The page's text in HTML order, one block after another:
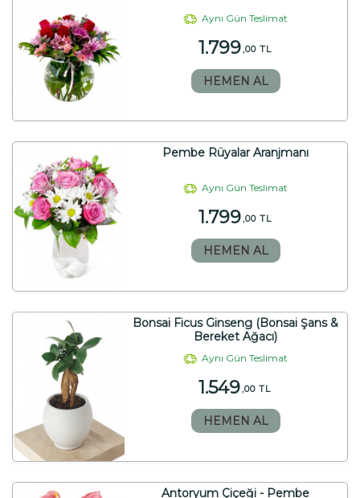
Aynı Gün Teslimat
1.799,00 TL
HEMEN AL
Pembe Rüyalar Aranjmanı
Aynı Gün Teslimat
1.799,00 TL
HEMEN AL
Bonsai Ficus Ginseng (Bonsai Şans &
Bereket Ağacı)
Aynı Gün Teslimat
1.549,00 TL
HEMEN AL
Antoryum Çiçeği - Pembe